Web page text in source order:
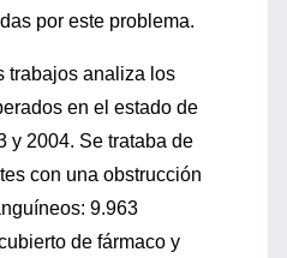
por este problema.
trabajos analiza los
en el estado de
y 2004. Se trataba de
con una obstrucción
9.963
de fármaco y